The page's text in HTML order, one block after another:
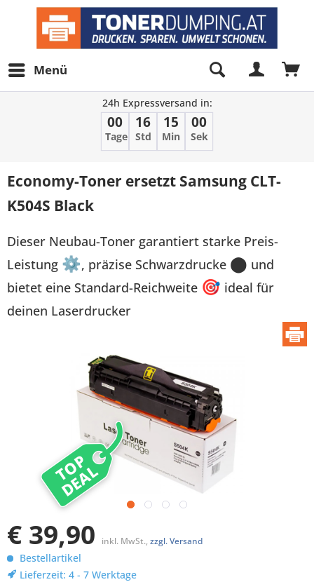
Menü
24h Expressversand in:
00
Tage
16
Std
15
Min
00
Sek
Economy-Toner ersetzt Samsung CLT-
K504S Black
Dieser Neubau-Toner garantiert starke Preis-
Leistung ⚙, präzise Schwarzdrucke ⬤ und
bietet eine Standard-Reichweite 🎯 ideal für
deinen Laserdrucker
TOP
DEAL
€ 39,90 inkl. MwSt., zzgl. Versand
Bestellartikel
Lieferzeit: 4 - 7 Werktage